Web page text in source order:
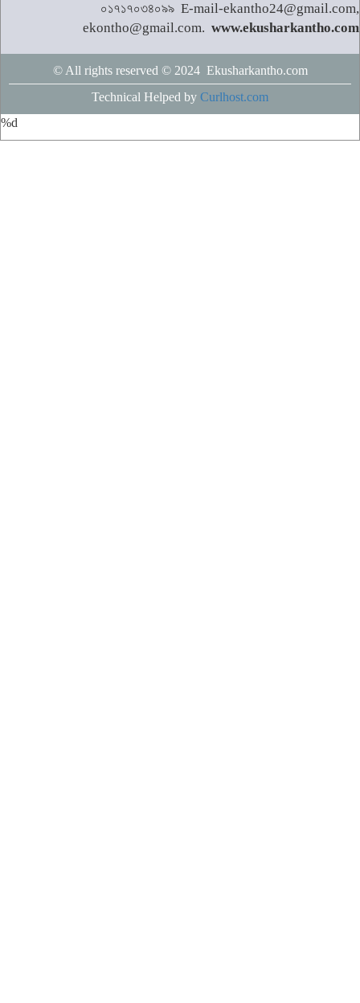
০১৭১৭০৩৪০৯৯ E-mail-ekantho24@gmail.com,
ekontho@gmail.com. www.ekusharkantho.com
© All rights reserved © 2024 Ekusharkantho.com
Technical Helped by Curlhost.com
%d